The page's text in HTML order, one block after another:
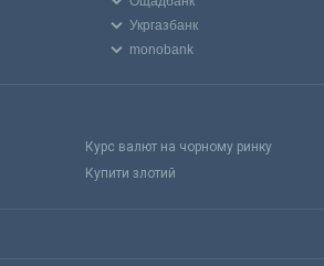
Укргазбанк
monobank
Курс валют на чорному ринку
Купити злотий